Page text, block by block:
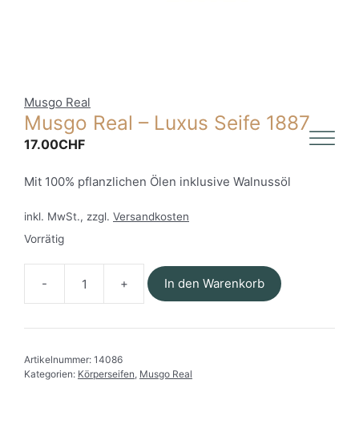
Musgo Real
Musgo Real – Luxus Seife 1887
17.00CHF
Mit 100% pflanzlichen Ölen inklusive Walnussöl
inkl. MwSt., zzgl. Versandkosten
Vorrätig
Musgo
Real
-
1887
In den Warenkorb
Artikelnummer: 14086
Kategorien: Körperseifen, Musgo Real